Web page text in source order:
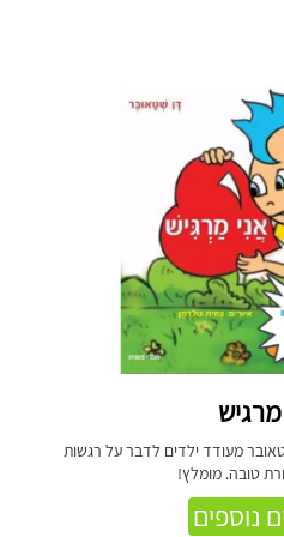
מעודד ילדים לדבר על רגשות
טובה. מומלץ!
נוספים